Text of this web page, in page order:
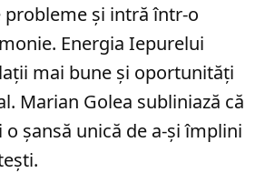
probleme și intră într-o
Energia Iepurelui
mai bune și oportunități
Marian Golea subliniază că
o șansă unică de a-și împlini